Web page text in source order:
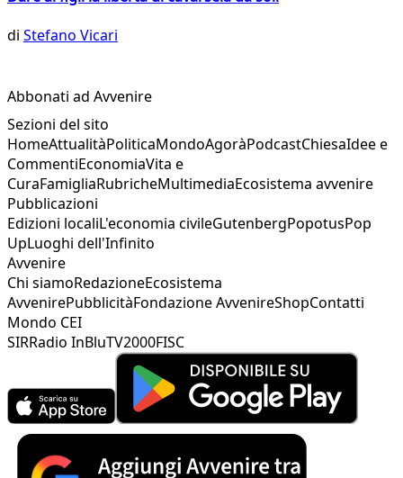
di Stefano Vicari
Abbonati ad Avvenire
Sezioni del sito
HomeAttualitàPoliticaMondoAgoràPodcastChiesaIdee e
CommentiEconomiaVita e
CuraFamigliaRubricheMultimediaEcosistema avvenire
Pubblicazioni
Edizioni localiL'economia civileGutenbergPopotusPop
UpLuoghi dell'Infinito
Avvenire
Chi siamoRedazioneEcosistema
AvvenirePubblicitàFondazione AvvenireShopContatti
Mondo CEI
SIRRadio InBluTV2000FISC